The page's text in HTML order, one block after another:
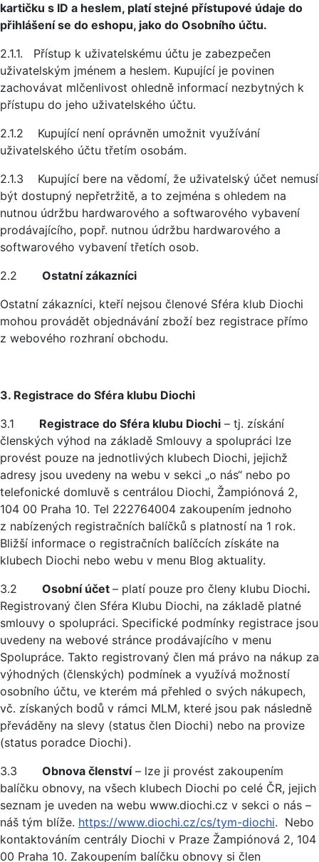
kartičku s ID a heslem, platí stejné přístupové údaje do
přihlášení se do eshopu, jako do Osobního účtu.
2.1.1. Přístup k uživatelskému účtu je zabezpečen
uživatelským jménem a heslem. Kupující je povinen
zachovávat mlčenlivost ohledně informací nezbytných k
přístupu do jeho uživatelského účtu.
2.1.2 Kupující není oprávněn umožnit využívání
uživatelského účtu třetím osobám.
2.1.3 Kupující bere na vědomí, že uživatelský účet nemusí
být dostupný nepřetržitě, a to zejména s ohledem na
nutnou údržbu hardwarového a softwarového vybavení
prodávajícího, popř. nutnou údržbu hardwarového a
softwarového vybavení třetích osob.
2.2 Ostatní zákazníci
Ostatní zákazníci, kteří nejsou členové Sféra klub Diochi
mohou provádět objednávání zboží bez registrace přímo
z webového rozhraní obchodu.
3. Registrace do Sféra klubu Diochi
3.1 Registrace do Sféra klubu Diochi – tj. získání
členských výhod na základě Smlouvy a spolupráci lze
provést pouze na jednotlivých klubech Diochi, jejichž
adresy jsou uvedeny na webu v sekci „o nás“ nebo po
telefonické domluvě s centrálou Diochi, Žampiónová 2,
104 00 Praha 10. Tel 222764004 zakoupením jednoho
z nabízených registračních balíčků s platností na 1 rok.
Bližší informace o registračních balíčcích získáte na
klubech Diochi nebo webu v menu Blog aktuality.
3.2 Osobní účet – platí pouze pro členy klubu Diochi.
Registrovaný člen Sféra Klubu Diochi, na základě platné
smlouvy o spolupráci. Specifické podmínky registrace jsou
uvedeny na webové stránce prodávajícího v menu
Spolupráce. Takto registrovaný člen má právo na nákup za
výhodných (členských) podmínek a využívá možností
osobního účtu, ve kterém má přehled o svých nákupech,
vč. získaných bodů v rámci MLM, které jsou pak následně
převáděny na slevy (status člen Diochi) nebo na provize
(status poradce Diochi).
3.3 Obnova členství– lze ji provést zakoupením
balíčku obnovy, na všech klubech Diochi po celé ČR, jejich
seznam je uveden na webu www.diochi.cz v sekci o nás –
náš tým blíže. https://www.diochi.cz/cs/tym-diochi. Nebo
kontaktováním centrály Diochi v Praze Žampiónová 2, 104
00 Praha 10. Zakoupením balíčku obnovy si člen